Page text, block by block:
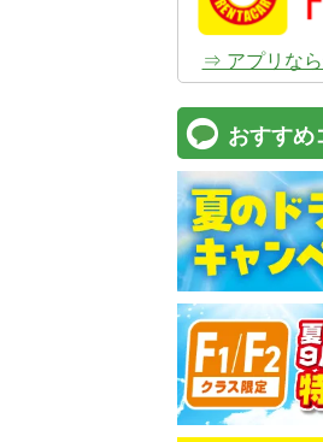
⇒ アプリなら
おすすめ